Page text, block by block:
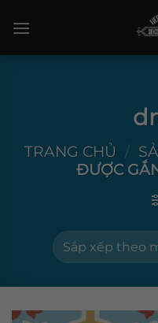
qua
TRANG CHỦ /
ĐƯỢC